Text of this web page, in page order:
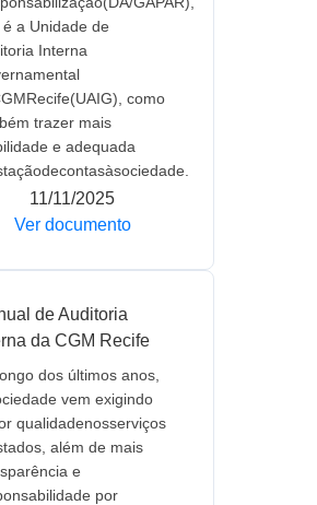
a Unidade de
Interna
como
trazer mais
e adequada
11/11/2025
Ver documento
de Auditoria
da CGM Recife
dos últimos anos,
vem exigindo
qualidadenosserviços
além de mais
e
por